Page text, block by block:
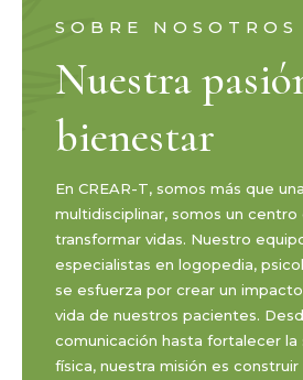
SOBRE NOSOTROS
Nuestra
bienestar
En CREAR-T, somos más que
multidisciplinar, somos un centro
transformar vidas. Nuestro
especialistas en logopedia,
se esfuerza por crear un
vida de nuestros pacientes.
comunicación hasta fortalecer la
física, nuestra misión es construir